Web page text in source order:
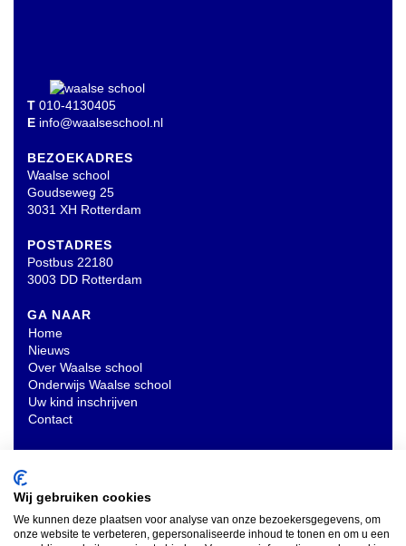
T 010-4130405
E info@waalseschool.nl
BEZOEKADRES
Waalse school
Goudseweg 25
3031 XH Rotterdam
POSTADRES
Postbus 22180
3003 DD Rotterdam
GA NAAR
Home
Nieuws
Over Waalse school
Onderwijs Waalse school
Uw kind inschrijven
Contact
INSCHRIJVEN NIEUWSBRIEF
Wij gebruiken cookies
We kunnen deze plaatsen voor analyse van onze bezoekersgegevens, om
onze website te verbeteren, gepersonaliseerde inhoud te tonen en om u een